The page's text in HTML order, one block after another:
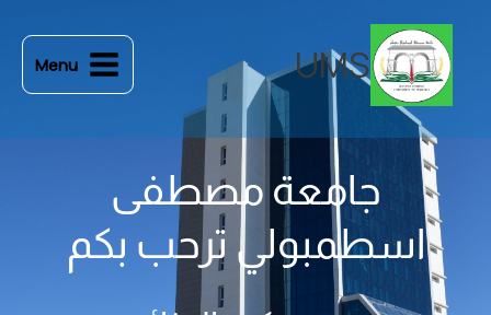
المحتوى
UMS
Menu
جامعة مصطفى
اسطمبولي ترحب بكم